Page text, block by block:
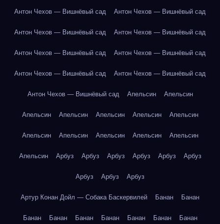
Антон Чехов — Вишнёвый сад Антон Чехов — Вишнёвый сад
Антон Чехов — Вишнёвый сад Антон Чехов — Вишнёвый сад
Антон Чехов — Вишнёвый сад Антон Чехов — Вишнёвый сад
Антон Чехов — Вишнёвый сад Антон Чехов — Вишнёвый сад
Антон Чехов — Вишнёвый сад Апельсин Апельсин
Апельсин Апельсин Апельсин Апельсин Апельсин
Апельсин Апельсин Апельсин Апельсин Апельсин
Апельсин Арбуз Арбуз Арбуз Арбуз Арбуз Арбуз
Арбуз Арбуз Арбуз
Артур Конан Дойл — Собака Баскервилей Банан Банан
Банан Банан Банан Банан Банан Банан Банан